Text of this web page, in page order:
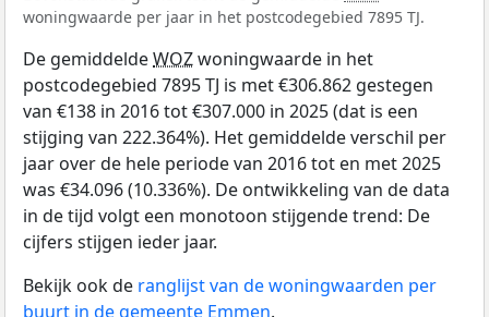
woningwaarde per jaar in het postcodegebied 7895 TJ.
De gemiddeldeWOZwoningwaarde in het
postcodegebied 7895 TJ is met €306.862 gestegen
van €138 in 2016 tot €307.000 in 2025 (dat is een
stijging van 222.364%). Het gemiddelde verschil per
jaar over de hele periode van 2016 tot en met 2025
was €34.096 (10.336%). De ontwikkeling van de data
in de tijd volgt een monotoon stijgende trend: De
cijfers stijgen ieder jaar.
Bekijk ook de ranglijst van de woningwaarden per
buurt in de gemeente Emmen.